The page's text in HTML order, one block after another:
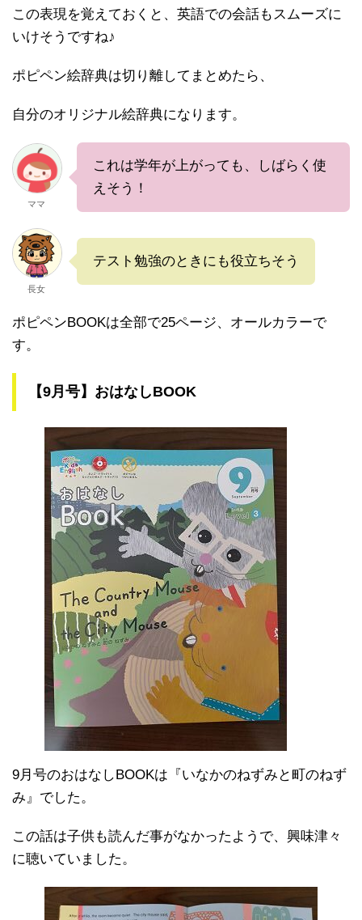
この表現を覚えておくと、英語での会話もスムーズに
いけそうですね♪
ポピペン絵辞典は切り離してまとめたら、
自分のオリジナル絵辞典になります。
ママ
これは学年が上がっても、しばらく使
えそう！
長女
テスト勉強のときにも役立ちそう
ポピペンBOOKは全部で25ページ、オールカラーで
す。
【9月号】おはなしBOOK
9月号のおはなしBOOKは『いなかのねずみと町のねず
み』でした。
この話は子供も読んだ事がなかったようで、興味津々
に聴いていました。